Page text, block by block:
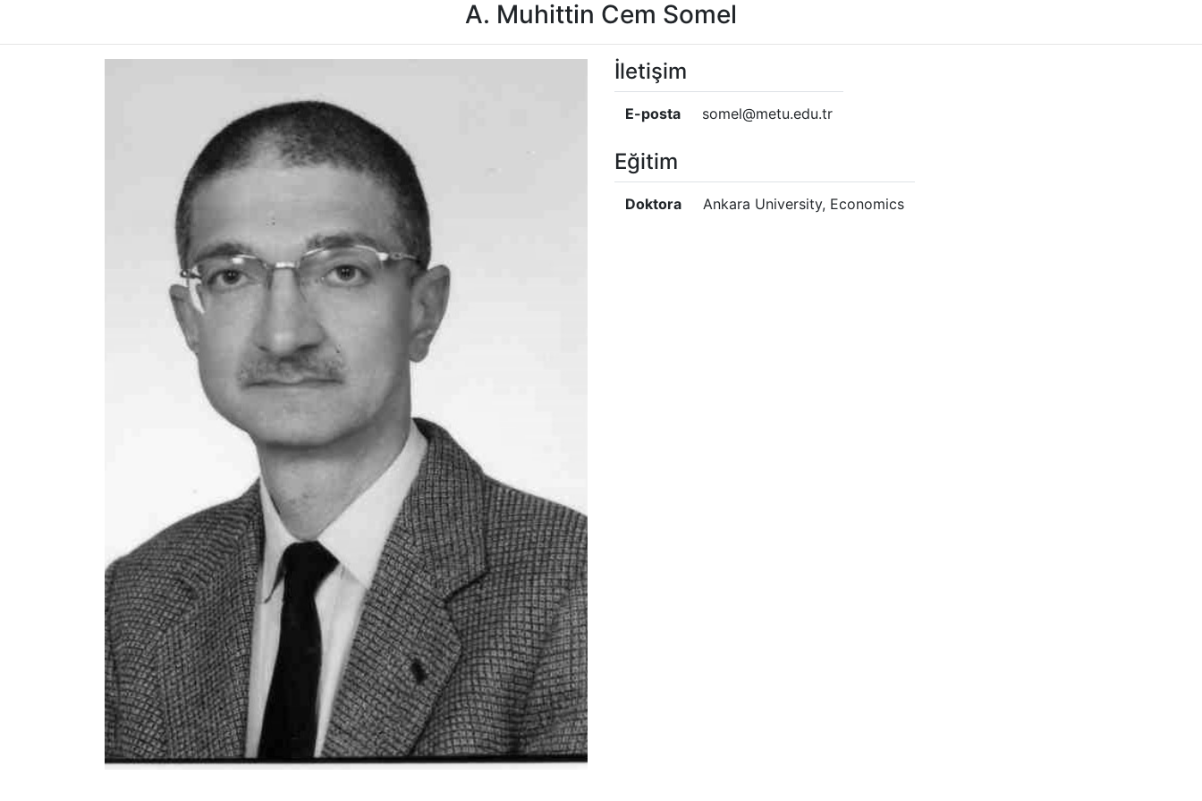
A. Muhittin Cem Somel
İletişim
E-posta somel@metu.edu.tr
Eğitim
Doktora Ankara University, Economics